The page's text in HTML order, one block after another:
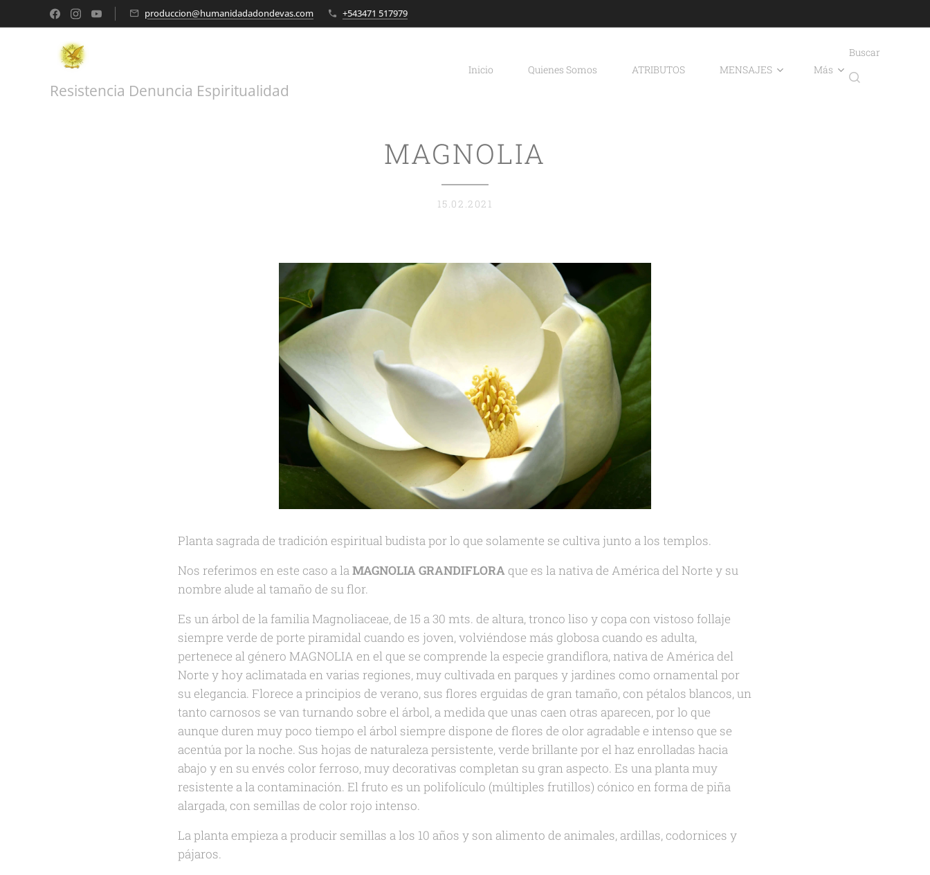
produccion@humanidadadondevas.com +543471 517979
Resistencia Denuncia Espiritualidad
Inicio Quienes Somos ATRIBUTOS MENSAJES Más
Buscar
MAGNOLIA
15.02.2021
Planta sagrada de tradición espiritual budista por lo que solamente se cultiva junto a los templos.
Nos referimos en este caso a laMAGNOLIA GRANDIFLORA que es la nativa de América del Norte y su
nombre alude al tamaño de su flor.
Es un árbol de la familia Magnoliaceae, de 15 a 30 mts. de altura, tronco liso y copa con vistoso follaje
siempre verde de porte piramidal cuando es joven, volviéndose más globosa cuando es adulta,
pertenece al género MAGNOLIA en el que se comprende la especie grandiflora, nativa de América del
Norte y hoy aclimatada en varias regiones, muy cultivada en parques y jardines como ornamental por
su elegancia. Florece a principios de verano, sus flores erguidas de gran tamaño, con pétalos blancos, un
tanto carnosos se van turnando sobre el árbol, a medida que unas caen otras aparecen, por lo que
aunque duren muy poco tiempo el árbol siempre dispone de flores de olor agradable e intenso que se
acentúa por la noche. Sus hojas de naturaleza persistente, verde brillante por el haz enrolladas hacia
abajo y en su envés color ferroso, muy decorativas completan su gran aspecto. Es una planta muy
resistente a la contaminación. El fruto es un polifolículo (múltiples frutillos) cónico en forma de piña
alargada, con semillas de color rojo intenso.
La planta empieza a producir semillas a los 10 años y son alimento de animales, ardillas, codornices y
pájaros.